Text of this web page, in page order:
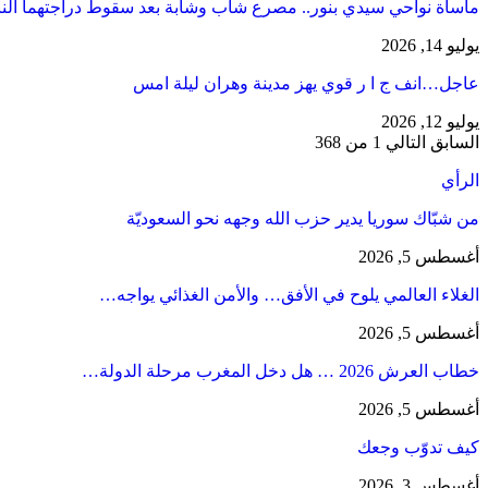
مأساة نواحي سيدي بنور.. مصرع شاب وشابة بعد سقوط دراجتهما
يوليو 14, 2026
عاجل…انف ج ا ر قوي يهز مدينة وهران ليلة امس
يوليو 12, 2026
السابق التالي 1 من 368
الرأي
من شبّاك سوريا يدير حزب الله وجهه نحو السعوديّة
أغسطس 5, 2026
الغلاء العالمي يلوح في الأفق… والأمن الغذائي يواجه…
أغسطس 5, 2026
خطاب العرش 2026 … هل دخل المغرب مرحلة الدولة…
أغسطس 5, 2026
كيف تدوّب وجعك